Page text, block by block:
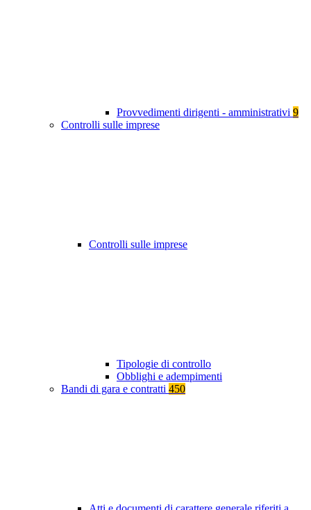
Provvedimenti dirigenti - amministrativi 9
Controlli sulle imprese
Controlli sulle imprese
Tipologie di controllo
Obblighi e adempimenti
Bandi di gara e contratti 450